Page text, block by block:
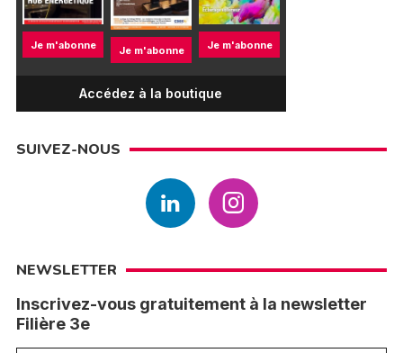
Je m'abonne Je m'abonne Je m'abonne
Accédez à la boutique
SUIVEZ-NOUS
NEWSLETTER
Inscrivez-vous gratuitement à la newsletter
Filière 3e